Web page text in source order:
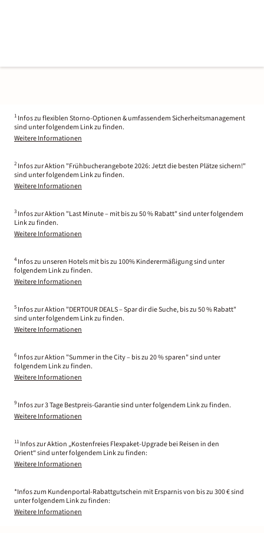
1 Infos zu flexiblen Storno-Optionen & umfassendem Sicherheitsmanagement
sind unter folgendem Link zu finden.
Weitere Informationen
2 Infos zur Aktion "Frühbucherangebote 2026: Jetzt die besten Plätze sichern!"
sind unter folgendem Link zu finden.
Weitere Informationen
3 Infos zur Aktion "Last Minute – mit bis zu 50 % Rabatt" sind unter folgendem
Link zu finden.
Weitere Informationen
4 Infos zu unseren Hotels mit bis zu 100% Kinderermäßigung sind unter
folgendem Link zu finden.
Weitere Informationen
5 Infos zur Aktion "DERTOUR DEALS – Spar dir die Suche, bis zu 50 % Rabatt"
sind unter folgendem Link zu finden.
Weitere Informationen
6 Infos zur Aktion "Summer in the City – bis zu 20 % sparen" sind unter
folgendem Link zu finden.
Weitere Informationen
9 Infos zur 3 Tage Bestpreis-Garantie sind unter folgendem Link zu finden.
Weitere Informationen
11 Infos zur Aktion „Kostenfreies Flexpaket-Upgrade bei Reisen in den
Orient“ sind unter folgendem Link zu finden:
Weitere Informationen
*Infos zum Kundenportal-Rabattgutschein mit Ersparnis von bis zu 300 € sind
unter folgendem Link zu finden:
Weitere Informationen